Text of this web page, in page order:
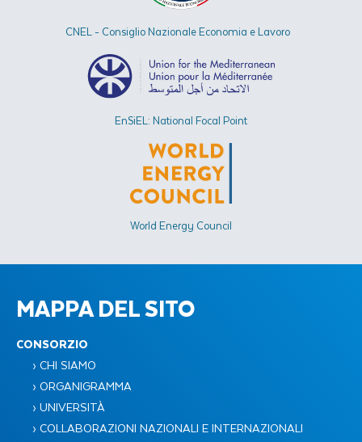
CNEL - Consiglio Nazionale Economia e Lavoro
EnSiEL: National Focal Point
World Energy Council
MAPPA DEL SITO
CONSORZIO
› CHI SIAMO
› ORGANIGRAMMA
› UNIVERSITÀ
› COLLABORAZIONI NAZIONALI E INTERNAZIONALI